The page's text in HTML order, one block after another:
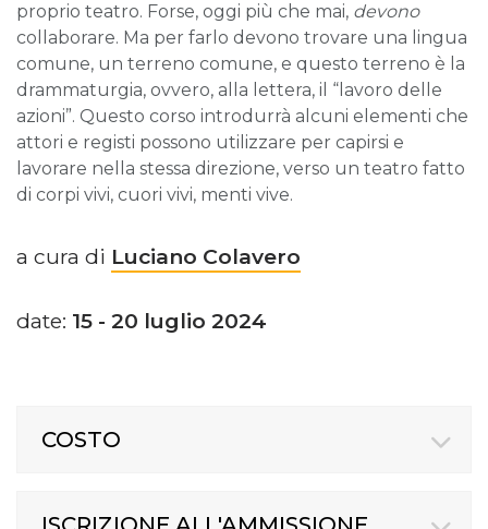
proprio teatro. Forse, oggi più che mai, devono
collaborare. Ma per farlo devono trovare una lingua
comune, un terreno comune, e questo terreno è la
drammaturgia, ovvero, alla lettera, il “lavoro delle
azioni”. Questo corso introdurrà alcuni elementi che
attori e registi possono utilizzare per capirsi e
lavorare nella stessa direzione, verso un teatro fatto
di corpi vivi, cuori vivi, menti vive.
a cura di Luciano Colavero
date: 15 - 20 luglio 2024
COSTO